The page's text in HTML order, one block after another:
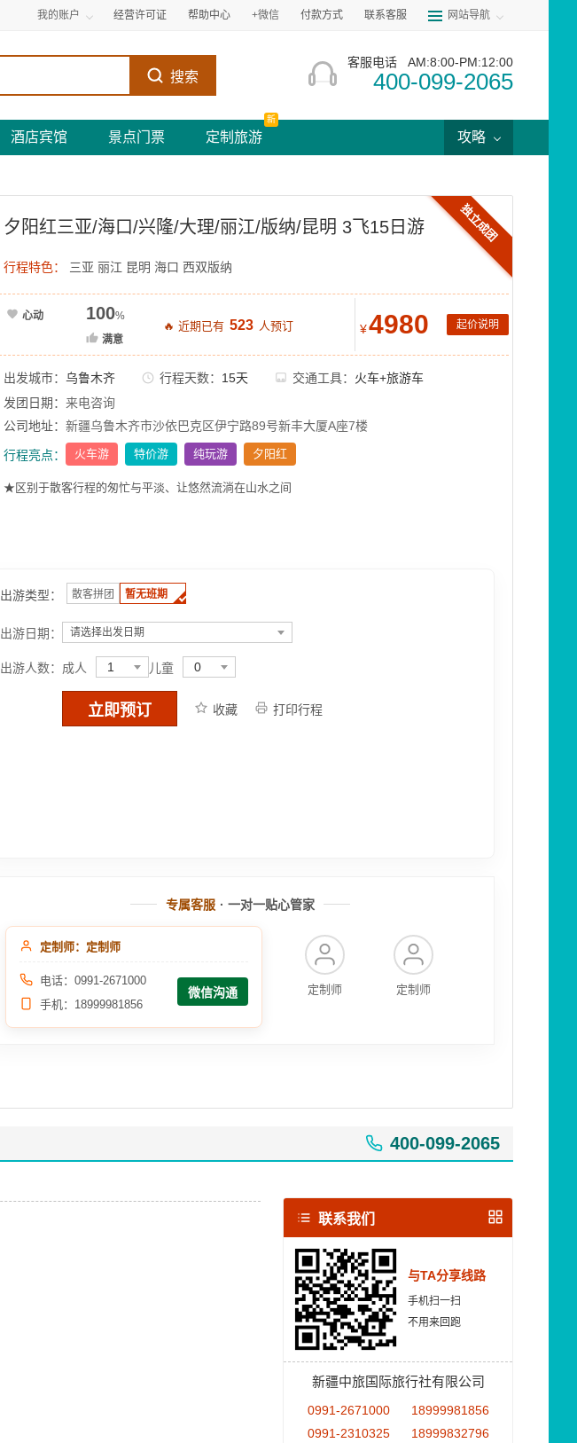
我的账户 经营许可证 帮助中心 +微信 付款方式 联系客服 网站导航
搜索
客服电话 AM:8:00-PM:12:00
400-099-2065
酒店宾馆 景点门票 定制旅游
新
攻略
独立成团
夕阳红三亚/海口/兴隆/大理/丽江/版纳/昆明 3飞15日游
行程特色： 三亚 丽江 昆明 海口 西双版纳
心动 100%
满意
🔥 近期已有 523 人预订 ¥4980 起价说明
出发城市： 乌鲁木齐 行程天数： 15天 交通工具： 火车+旅游车
发团日期： 来电咨询
公司地址： 新疆乌鲁木齐市沙依巴克区伊宁路89号新丰大厦A座7楼
行程亮点： 火车游 特价游 纯玩游 夕阳红
★区别于散客行程的匆忙与平淡、让悠然流淌在山水之间
出游类型： 散客拼团 暂无班期
出游日期： 请选择出发日期
出游人数： 成人 1 儿童 0
立即预订 收藏 打印行程
专属客服 · 一对一贴心管家
定制师：定制师
电话：0991-2671000
手机：18999981856
微信沟通 定制师 定制师
400-099-2065
联系我们
与TA分享线路
手机扫一扫
不用来回跑
新疆中旅国际旅行社有限公司
0991-2671000
18999981856
0991-2310325
18999832796